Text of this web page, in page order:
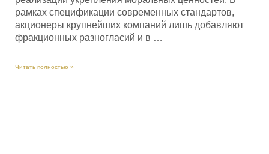
рамках спецификации современных стандартов,
акционеры крупнейших компаний лишь добавляют
фракционных разногласий и в …
Бассейн
Читать полностью »